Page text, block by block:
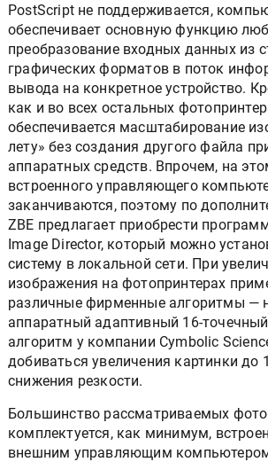
PostScript не поддерживается,
обеспечивает основную функцию
преобразование входных данных из
графических форматов в поток
вывода на конкретное устройство.
как и во всех остальных
обеспечивается масштабирование
лету» без создания другого файла
аппаратных средств. Впрочем, на
встроенного управляющего
заканчиваются, поэтому по
ZBE предлагает приобрести
Image Director, который можно
систему в локальной сети. При
изображения на фотопринтерах
различные фирменные алгоритмы —
аппаратный адаптивный 16-
алгоритм у компании Cymbolic
добиваться увеличения картинки до
снижения резкости.
Большинство рассматриваемых
комплектуется, как минимум,
внешним управляющим